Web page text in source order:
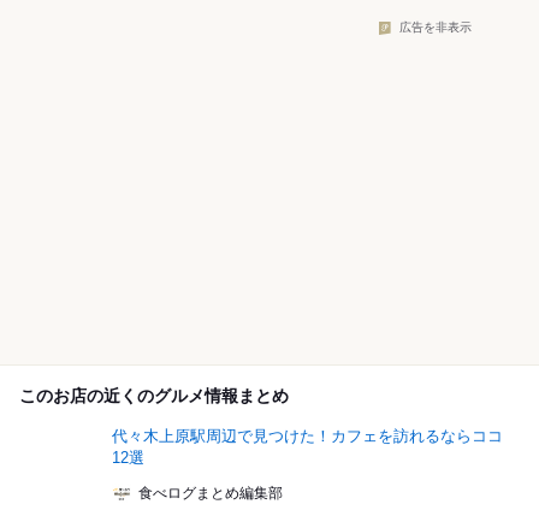
広告を非表示
このお店の近くのグルメ情報まとめ
代々木上原駅周辺で見つけた！カフェを訪れるならココ
12選
食べログまとめ編集部